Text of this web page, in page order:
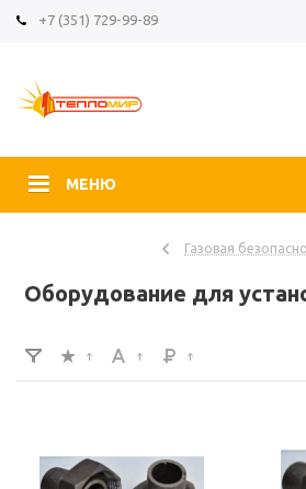
+7 (351) 729-99-89
МЕНЮ
Газовая
Оборудование для